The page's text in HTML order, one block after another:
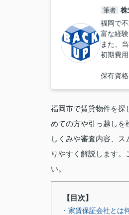
筆者
福岡で
富な経
また、
初期費
保有資
福岡市で賃貸物件を探
めての方や引っ越しを
しくみや審査内容、
りやすく解説します
い。
【目次】
・家賃保証会社とは